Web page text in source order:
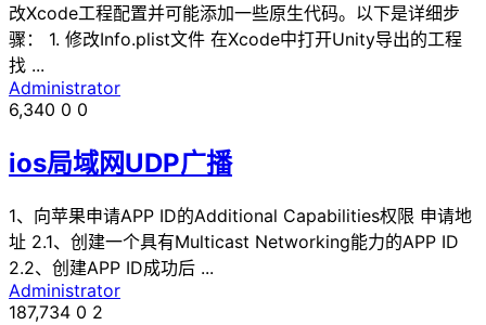
改Xcode工程配置并可能添加一些原生代码。以下是详细步
骤： 1. 修改Info.plist文件 在Xcode中打开Unity导出的工程
找 ...
Administrator
6,340 0 0
ios局域网UDP广播
1、向苹果申请APP ID的Additional Capabilities权限 申请地
址 2.1、创建一个具有Multicast Networking能力的APP ID
2.2、创建APP ID成功后 ...
Administrator
187,734 0 2